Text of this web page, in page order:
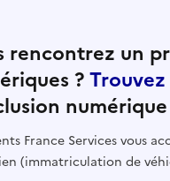
rencontrez un
?
France Services vous
(immatriculation de